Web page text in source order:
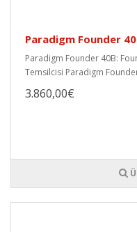
Paradigm Founder
Paradigm Founder 40B:
Temsilcisi Paradigm
3.860,00€